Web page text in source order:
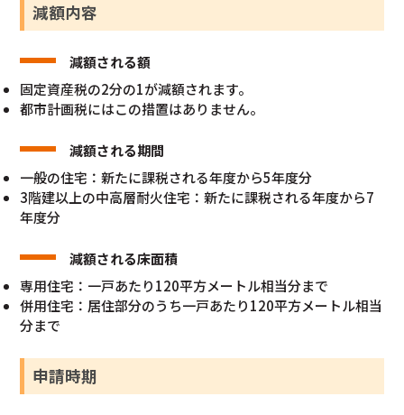
減額内容
減額される額
固定資産税の2分の1が減額されます。
都市計画税にはこの措置はありません。
減額される期間
一般の住宅：新たに課税される年度から5年度分
3階建以上の中高層耐火住宅：新たに課税される年度から7
年度分
減額される床面積
専用住宅：一戸あたり120平方メートル相当分まで
併用住宅：居住部分のうち一戸あたり120平方メートル相当
分まで
申請時期